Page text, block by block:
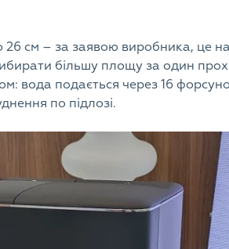
см – за заявою виробника, це на
більшу площу за один
вода подається через 16
по підлозі.